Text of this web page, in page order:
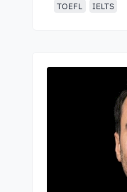
TOEFL IELTS